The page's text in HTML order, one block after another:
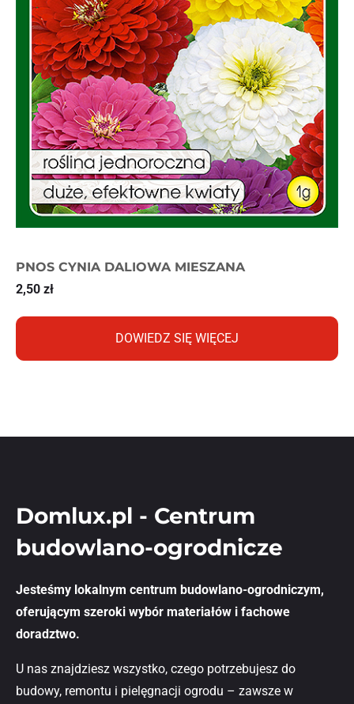
PNOS CYNIA DALIOWA MIESZANA
2,50 zł
DOWIEDZ SIĘ WIĘCEJ
Domlux.pl - Centrum
budowlano-ogrodnicze
Jesteśmy lokalnym centrum budowlano-ogrodniczym,
oferującym szeroki wybór materiałów i fachowe
doradztwo.
U nas znajdziesz wszystko, czego potrzebujesz do
budowy, remontu i pielęgnacji ogrodu – zawsze w